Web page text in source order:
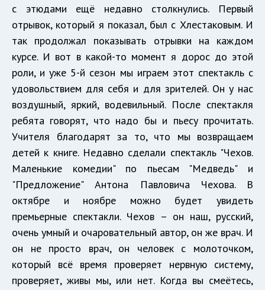
с этюдами ещё недавно столкнулись. Первый
отрывок, который я показал, был с Хлестаковым. И
так продолжал показывать отрывки на каждом
курсе. И вот в какой-то момент я дорос до этой
роли, и уже 5-й сезон мы играем этот спектакль с
удовольствием для себя и для зрителей. Он у нас
воздушный, яркий, водевильный. После спектакля
ребята говорят, что надо бы и пьесу прочитать.
Учителя благодарят за то, что мы возвращаем
детей к книге. Недавно сделали спектакль "Чехов.
Маленькие комедии" по пьесам "Медведь" и
"Предложение" Антона Павловича Чехова. В
октябре и ноябре можно будет увидеть
премьерные спектакли. Чехов – он наш, русский,
очень умный и очаровательный автор, он же врач. И
он не просто врач, он человек с молоточком,
который всё время проверяет нервную систему,
проверяет, живы мы, или нет. Когда вы смеётесь,